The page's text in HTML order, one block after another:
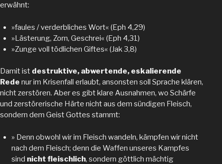
erwähnt:
»faules / verderbliches Wort« (Eph 4,29)
»Lästerung, Zorn, Geschrei« (Eph 4,31)
»Zunge voll tödlichen Giftes« (Jak 3,8)
Damit ist destruktive, abwertende, eskalierende
Rede nur im Krisenfall erlaubt, ansonsten soll Sprache klären,
nicht zerstören. Aber es gibt klare Ausnahmen, wo Schärfe
und zerstörerische Härte nicht aus dem sündigen Fleisch,
sondern dem Geist Gottes stammt:
» Denn obwohl wir im Fleisch wandeln, kämpfen wir nicht
nach dem Fleisch; denn die Waffen unseres Kampfes
sind nicht fleischlich, sondern göttlich mächtig